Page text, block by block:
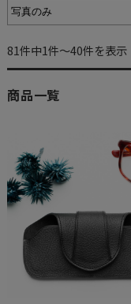
81件中1件～40件を表示
商品一覧